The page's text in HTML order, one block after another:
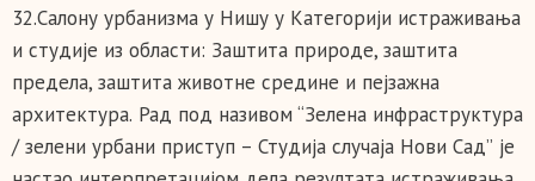
32.Салону урбанизма у Нишу у Категорији истраживања
и студије из области: Заштита природе, заштита
предела, заштита животне средине и пејзажна
архитектура. Рад под називом “Зелена инфраструктура
/зелени урбани приступ – Студија случаја Нови Сад” је